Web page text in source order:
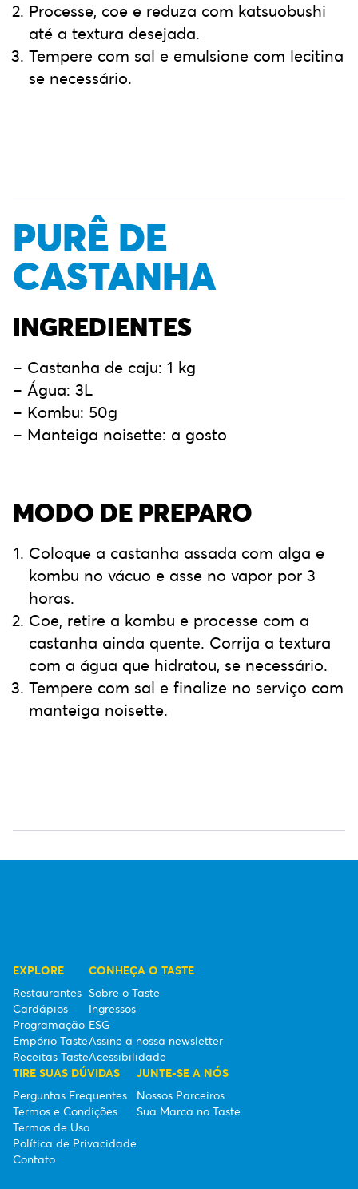
Processe, coe e reduza com katsuobushi
até a textura desejada.
Tempere com sal e emulsione com lecitina
se necessário.
PURÊ DE
CASTANHA
INGREDIENTES
– Castanha de caju: 1 kg
– Água: 3L
– Kombu: 50g
– Manteiga noisette: a gosto
MODO DE PREPARO
Coloque a castanha assada com alga e
kombu no vácuo e asse no vapor por 3
horas.
Coe, retire a kombu e processe com a
castanha ainda quente. Corrija a textura
com a água que hidratou, se necessário.
Tempere com sal e finalize no serviço com
manteiga noisette.
EXPLORE
Restaurantes
Cardápios
Programação
Empório Taste
Receitas Taste
CONHEÇA O TASTE
Sobre o Taste
Ingressos
ESG
Assine a nossa newsletter
Acessibilidade
TIRE SUAS DÚVIDAS
Perguntas Frequentes
Termos e Condições
Termos de Uso
Política de Privacidade
Contato
JUNTE-SE A NÓS
Nossos Parceiros
Sua Marca no Taste